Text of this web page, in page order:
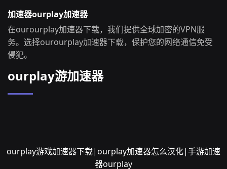
加速器ourplay加速器
在ourourplay加速器下载，我们提供全球加密的VPN服
务。选择ourourplay加速器下载，保护您的网络通信免受
侵犯。
ourplay游加速器
ourplay游戏加速器下载|ourplay加速器怎么汉化|手游加速
器ourplay